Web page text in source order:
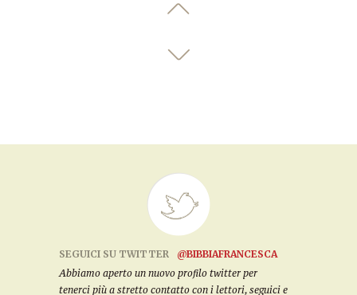
SEGUICI SU TWITTER
@BIBBIAFRANCESCA
Abbiamo aperto un nuovo profilo twitter per
tenerci più a stretto contatto con i lettori, seguici e